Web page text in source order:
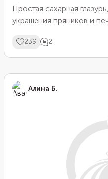
Простая сахарная
украшения пряников и
239 2
Алина Б.